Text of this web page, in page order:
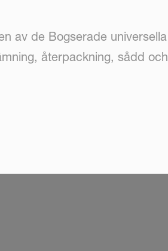
av de Bogserade universella
återpackning, sådd och